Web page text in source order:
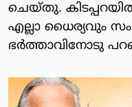
ചെയ്തു.
എല്ലാ ധൈര്യവും
ഭര്‍ത്താവിനോടു